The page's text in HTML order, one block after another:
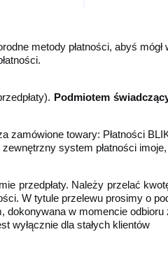
metody płatności, abyś mógł
Podmiotem
zamówione towary: Płatności
system płatności
przedpłaty. Należy przelać
W tytule przelewu prosimy o
dokonywana w momencie odbioru
wyłącznie dla stałych klientów